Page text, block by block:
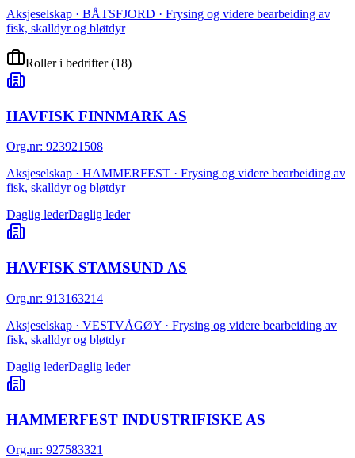
Aksjeselskap · BÅTSFJORD · Frysing og videre bearbeiding av
fisk, skalldyr og bløtdyr
Roller i bedrifter(18)
HAVFISK FINNMARK AS
Org.nr: 923921508
Aksjeselskap · HAMMERFEST · Frysing og videre bearbeiding av
fisk, skalldyr og bløtdyr
Daglig lederDaglig leder
HAVFISK STAMSUND AS
Org.nr: 913163214
Aksjeselskap · VESTVÅGØY · Frysing og videre bearbeiding av
fisk, skalldyr og bløtdyr
Daglig lederDaglig leder
HAMMERFEST INDUSTRIFISKE AS
Org.nr: 927583321